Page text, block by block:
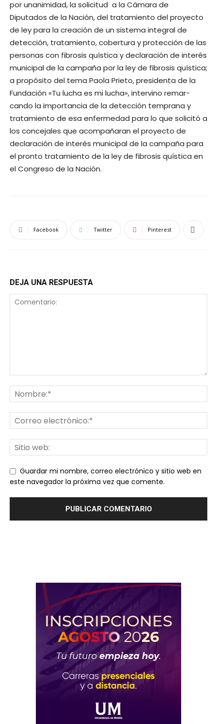
por unanimidad, la solicitud a la Cámara de
Diputados de la Nación, del tratamiento del proyecto
de ley para la creación de un sistema integral de
detección, tratamiento, cobertura y protección de las
personas con fibrosis quística y declaración de interés
municipal de la campaña por la ley de fibrosis quística;
a propósito del tema Paola Prieto, presidenta de la
Fundación «Tu lucha es mi lucha», intervino remar-
cando la importancia de la detección temprana y
tratamiento de esa enfermedad para lo que solicitó a
los concejales que acompañaran el proyecto de
declaración de interés municipal de la campaña para
el pronto tratamiento de la ley de fibrosis quística en
el Congreso de la Nación.
Facebook Twitter Pinterest
DEJA UNA RESPUESTA
Guardar mi nombre, correo electrónico y sitio web en
este navegador la próxima vez que comente.